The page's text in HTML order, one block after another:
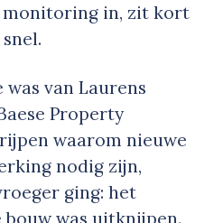
monitoring in, zit kort
van Laurens
Property
waarom nieuwe
nodig zijn,
ging: het